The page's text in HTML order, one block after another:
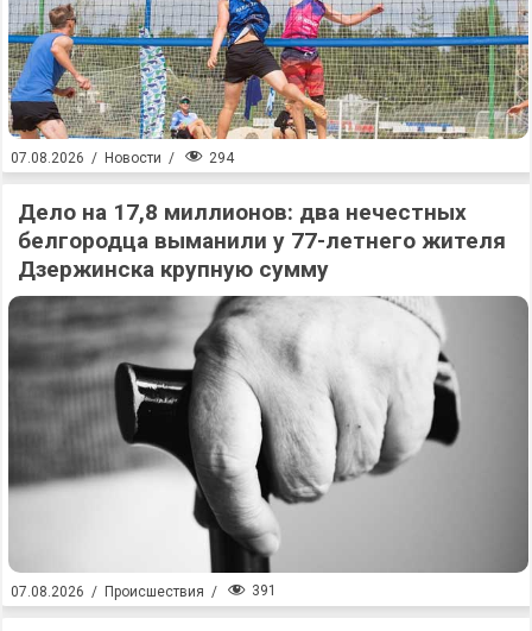
07.08.2026 / Новости / 294
Дело на 17,8 миллионов: два нечестных
белгородца выманили у 77-летнего жителя
Дзержинска крупную сумму
07.08.2026 / Происшествия / 391